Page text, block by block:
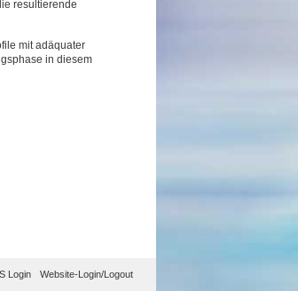
resultierende
mit adäquater
in diesem
Login Website-Login/Logout